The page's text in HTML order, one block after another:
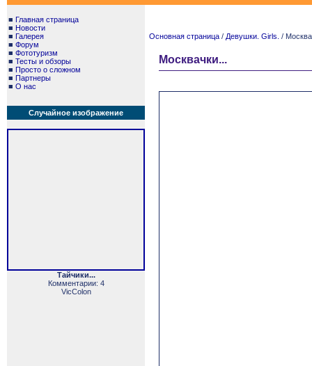
■ Главная страница
■ Новости
■ Галерея
■ Форум
■ Фототуризм
■ Тесты и обзоры
■ Просто о сложном
■ Партнеры
■ О нас
Случайное изображение
Тайчики...
Комментарии: 4
VicColon
Основная страница / Девушки. Girls. /
Москвачки...